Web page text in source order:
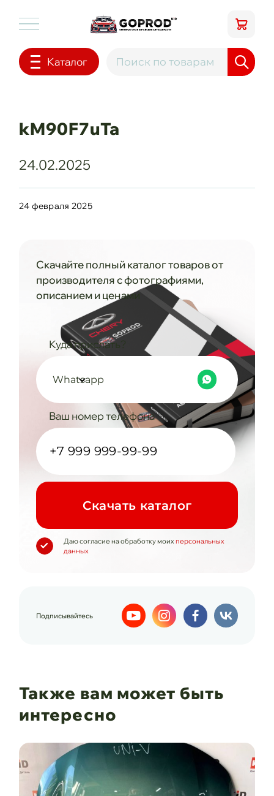
Каталог
kM90F7uTa
24.02.2025
24 февраля 2025
Скачайте полный каталог товаров от
производителя с фотографиями,
описанием и ценами
Куда прислать?
Whatsapp
Ваш номер телефона
Cкачать каталог
Даю согласие на обработку моих персональных
данных
Подписывайтесь
Также вам может быть
интересно